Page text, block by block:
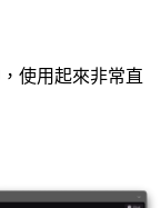
使用起來非常直